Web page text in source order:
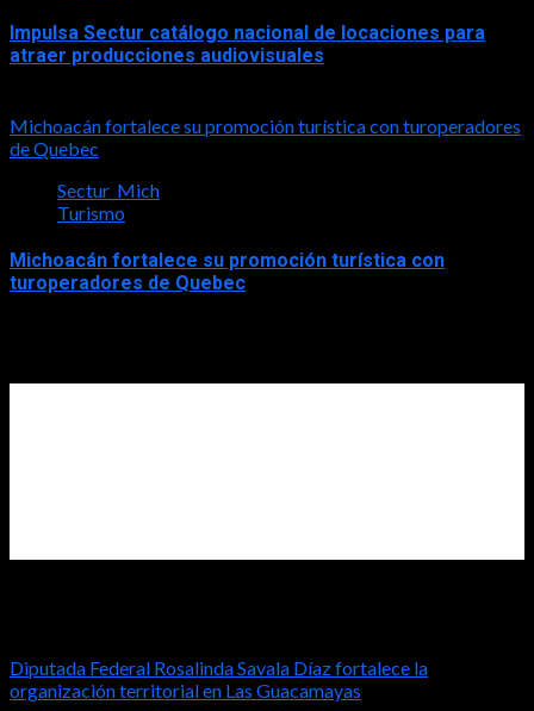
Impulsa Sectur catálogo nacional de locaciones para
atraer producciones audiovisuales
Michoacán fortalece su promoción turística con turoperadores
de Quebec
Sectur_Mich
Turismo
Michoacán fortalece su promoción turística con
turoperadores de Quebec
Diputada Federal Rosalinda Savala Díaz fortalece la
organización territorial en Las Guacamayas